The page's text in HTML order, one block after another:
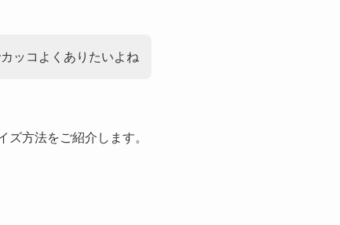
ッコよくありたいよね
方法をご紹介します。